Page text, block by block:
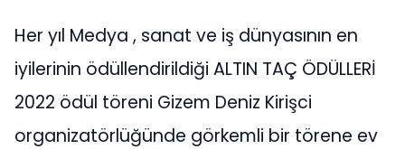
Her yıl Medya , sanat ve iş dünyasının en
iyilerinin ödüllendirildiği ALTIN TAÇ ÖDÜLLERİ
2022 ödül töreni Gizem Deniz Kirişci
organizatörlüğünde görkemli bir törene ev